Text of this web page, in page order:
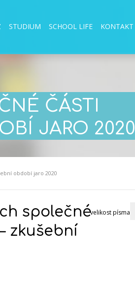
STUDIUM SCHOOL LIFE KONTAKT
ČÁSTI
JARO 2020
období jaro 2020
společné
zkušební
velikost písma